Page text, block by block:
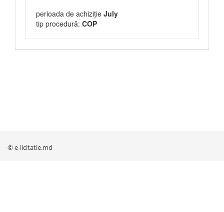
perioada de achiziție July
tip procedură: COP
© e-licitatie.md